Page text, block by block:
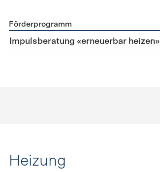
Förderprogramme
Förderprogramm
Impulsberatung «erneuerbar heizen»
Heizung